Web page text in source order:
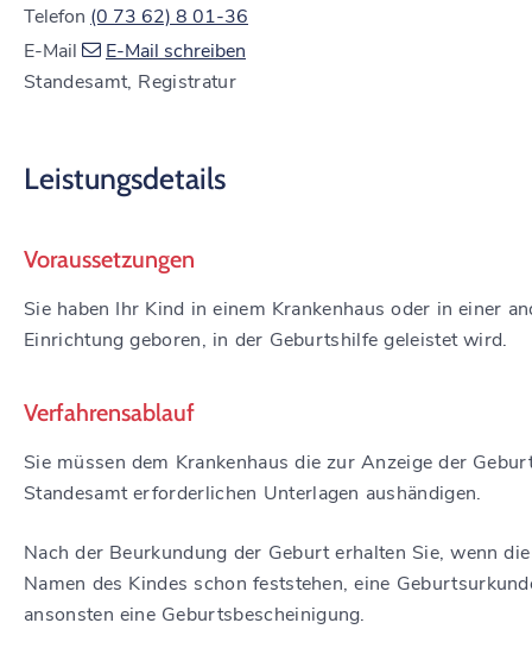
Telefon (0 73 62) 8 01-36
E-Mail
E-Mail schreiben
Standesamt, Registratur
Leistungsdetails
Voraussetzungen
Sie haben Ihr Kind in einem Krankenhaus oder in einer
Einrichtung geboren, in der Geburtshilfe geleistet wird.
Verfahrensablauf
Sie müssen dem Krankenhaus die zur Anzeige der
Standesamt erforderlichen Unterlagen aushändigen.
Nach der Beurkundung der Geburt erhalten Sie, wenn die
Namen des Kindes schon feststehen, eine
ansonsten eine Geburtsbescheinigung.